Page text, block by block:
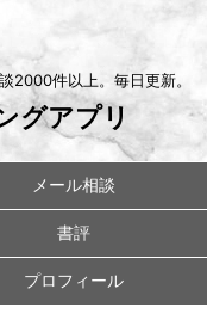
2000件以上。毎日更新。
グアプリ
メール相談
書評
プロフィール